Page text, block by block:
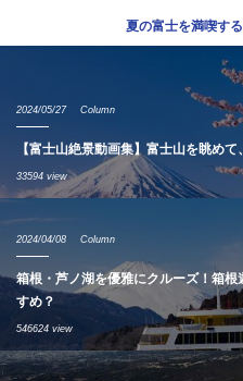
夏の富士を満喫す
2024/05/27 Column
【富士山絶景動画集】富士山を眺め
33594 view
2024/04/08 Column
箱根・芦ノ湖を優雅にクルーズ！箱
すめ？
546624 view